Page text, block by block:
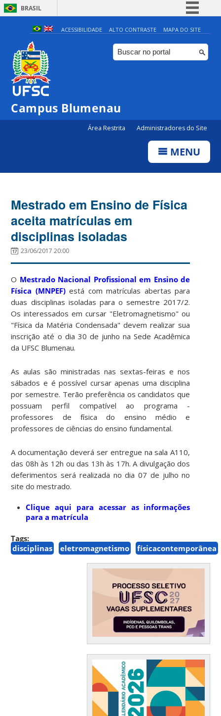
BRASIL
Simplifique!
Comunica BR
Participe
ACESSIBILIDADE ALTO CONTRASTE MAPA DO SITE
Campus Blumenau
Área Restrita Administradores do Site
MENU
Mestrado em Ensino de Física
aceita matrículas em
disciplinas isoladas
23/06/2017 20:00
O Mestrado Nacional Profissional em Ensino de
Física (MNPEF)está com matrículas abertas para
duas disciplinas isoladas para o semestre 2017/2.
Os interessados em cursar "Eletromagnetismo" ou
"Física da Matéria Condensada" devem realizar sua
inscrição até o dia 30 de junho na Sede Acadêmica
da UFSC Blumenau.
As aulas são ministradas nas sextas-feiras e nos
sábados e é possível cursar apenas uma disciplina
por semestre. Terão preferência os candidatos que
possuam perfil compatível ao programa -
professores de física do ensino médio e
professores de ciências do ensino fundamental.
A documentação deverá ser entregue na sala A110,
das 08h às 12h ou das 13h às 17h. A divulgação dos
deferimentos será realizada no dia 07 de julho no
site do mestrado.
Clique aqui para acessar as informações
para a matrícula
Tags:
disciplinas
eletromagnetismo físicacontemporânea